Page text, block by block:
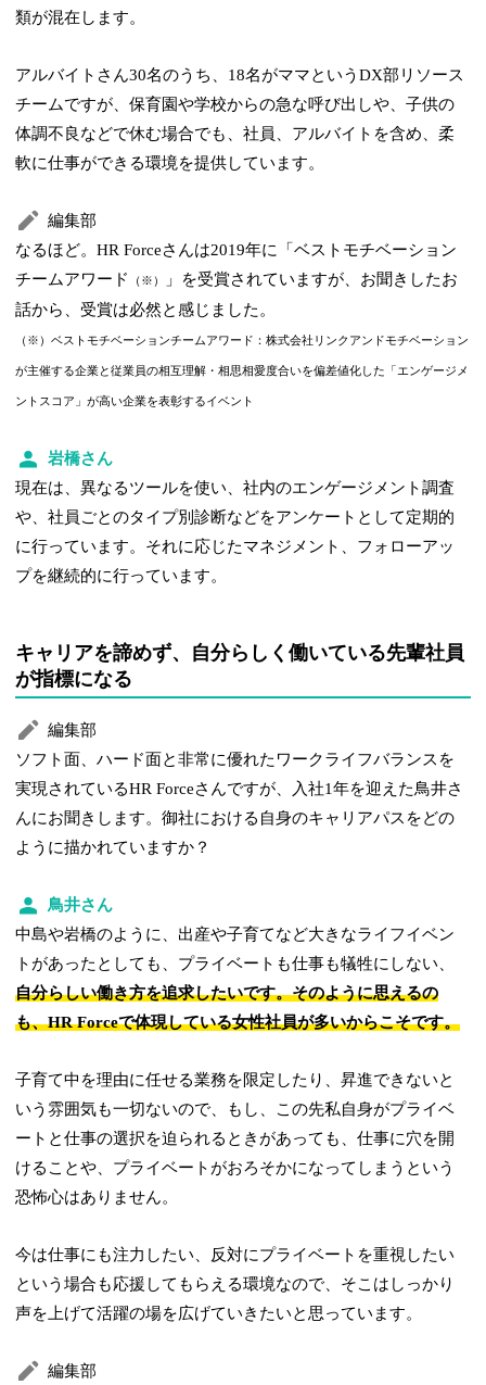
類が混在します。
アルバイトさん30名のうち、18名がママというDX部リソース
チームですが、保育園や学校からの急な呼び出しや、子供の
体調不良などで休む場合でも、社員、アルバイトを含め、柔
軟に仕事ができる環境を提供しています。
編集部
なるほど。HR Forceさんは2019年に「ベストモチベーション
チームアワード
（※）
」を受賞されていますが、お聞きしたお
話から、受賞は必然と感じました。
（※）ベストモチベーションチームアワード：株式会社リンクアンドモチベーション
が主催する企業と従業員の相互理解・相思相愛度合いを偏差値化した「エンゲージメ
ントスコア」が高い企業を表彰するイベント
岩橋さん
現在は、異なるツールを使い、社内のエンゲージメント調査
や、社員ごとのタイプ別診断などをアンケートとして定期的
に行っています。それに応じたマネジメント、フォローアッ
プを継続的に行っています。
キャリアを諦めず、自分らしく働いている先輩社員
が指標になる
編集部
ソフト面、ハード面と非常に優れたワークライフバランスを
実現されているHR Forceさんですが、入社1年を迎えた鳥井さ
んにお聞きします。御社における自身のキャリアパスをどの
ように描かれていますか？
鳥井さん
中島や岩橋のように、出産や子育てなど大きなライフイベン
トがあったとしても、プライベートも仕事も犠牲にしない、
自分らしい働き方を追求したいです。そのように思えるの
も、HR Forceで体現している女性社員が多いからこそです。
子育て中を理由に任せる業務を限定したり、昇進できないと
いう雰囲気も一切ないので、もし、この先私自身がプライベ
ートと仕事の選択を迫られるときがあっても、仕事に穴を開
けることや、プライベートがおろそかになってしまうという
恐怖心はありません。
今は仕事にも注力したい、反対にプライベートを重視したい
という場合も応援してもらえる環境なので、そこはしっかり
声を上げて活躍の場を広げていきたいと思っています。
編集部